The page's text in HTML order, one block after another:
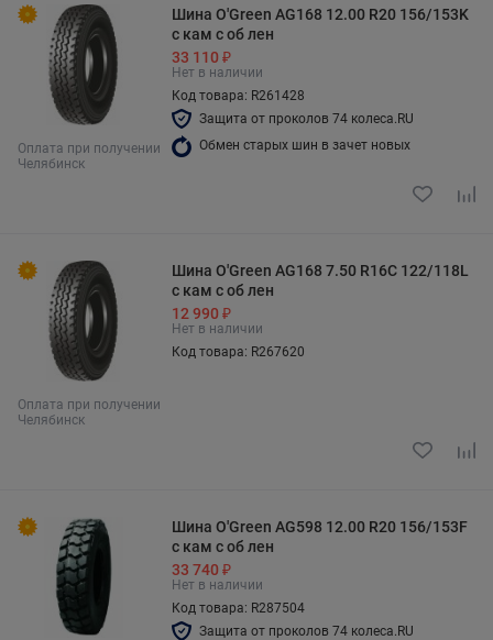
Оплата при получении
Челябинск
Шина O'Green AG168 12.00 R20 156/153K
с кам с об лен
33 110 ₽
Нет в наличии
Код товара: R261428
Защита от проколов 74 колеса.RU
Обмен старых шин в зачет новых
Оплата при получении
Челябинск
Шина O'Green AG168 7.50 R16C 122/118L
с кам с об лен
12 990 ₽
Нет в наличии
Код товара: R267620
Шина O'Green AG598 12.00 R20 156/153F
с кам с об лен
33 740 ₽
Нет в наличии
Код товара: R287504
Защита от проколов 74 колеса.RU